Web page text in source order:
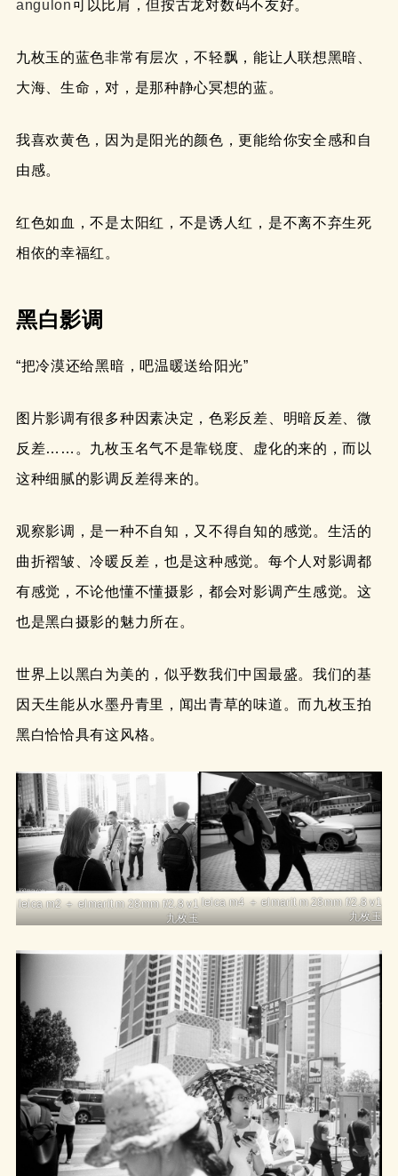
angulon 可以比肩，但按古龙对数码不友好。
九枚玉的蓝色非常有层次，不轻飘，能让人联想黑暗、
大海、生命，对，是那种静心冥想的蓝。
我喜欢黄色，因为是阳光的颜色，更能给你安全感和自
由感。
红色如血，不是太阳红，不是诱人红，是不离不弃生死
相依的幸福红。
黑白影调
“把冷漠还给黑暗，吧温暖送给阳光”
图片影调有很多种因素决定，色彩反差、明暗反差、微
反差……。九枚玉名气不是靠锐度、虚化的来的，而以
这种细腻的影调反差得来的。
观察影调，是一种不自知，又不得自知的感觉。生活的
曲折褶皱、冷暖反差，也是这种感觉。每个人对影调都
有感觉，不论他懂不懂摄影，都会对影调产生感觉。这
也是黑白摄影的魅力所在。
世界上以黑白为美的，似乎数我们中国最盛。我们的基
因天生能从水墨丹青里，闻出青草的味道。而九枚玉拍
黑白恰恰具有这风格。
leica m2 ＋ elmarit m 28mm f/2.8 v1
九枚玉
leica m4 ＋ elmarit m 28mm f/2.8 v1
九枚玉